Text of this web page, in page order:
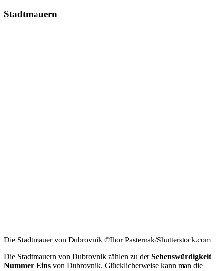
Stadtmauern
Die Stadtmauer von Dubrovnik ©Ihor Pasternak/Shutterstock.com
Die Stadtmauern von Dubrovnik zählen zu derSehenswürdigkeit
Nummer Eins von Dubrovnik. Glücklicherweise kann man die